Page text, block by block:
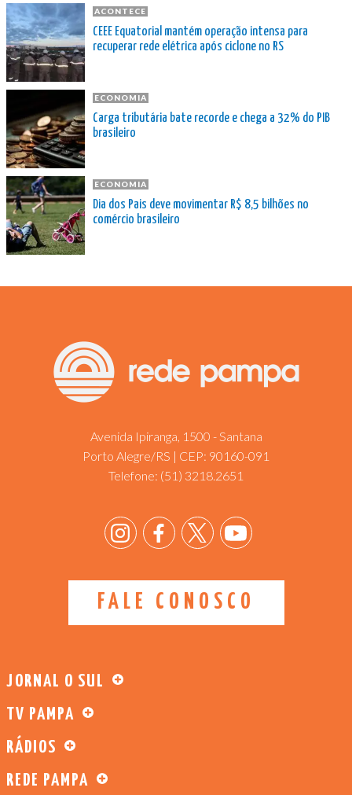
ACONTECE
CEEE Equatorial mantém operação intensa para
recuperar rede elétrica após ciclone no RS
ECONOMIA
Carga tributária bate recorde e chega a 32% do PIB
brasileiro
ECONOMIA
Dia dos Pais deve movimentar R$ 8,5 bilhões no
comércio brasileiro
Avenida Ipiranga, 1500 - Santana
Porto Alegre/RS | CEP: 90160-091
Telefone: (51) 3218.2651
FALE CONOSCO
JORNAL O SUL
TV PAMPA
RÁDIOS
REDE PAMPA